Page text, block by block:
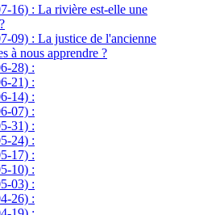
16) : La rivière est-elle une
09) : La justice de l'ancienne
à nous apprendre ?
28) :
21) :
14) :
07) :
31) :
24) :
17) :
10) :
03) :
26) :